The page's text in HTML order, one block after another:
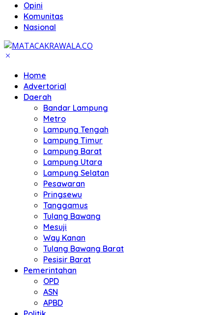
Opini
Komunitas
Nasional
Home
Advertorial
Daerah
Bandar Lampung
Metro
Lampung Tengah
Lampung Timur
Lampung Barat
Lampung Utara
Lampung Selatan
Pesawaran
Pringsewu
Tanggamus
Tulang Bawang
Mesuji
Way Kanan
Tulang Bawang Barat
Pesisir Barat
Pemerintahan
OPD
ASN
APBD